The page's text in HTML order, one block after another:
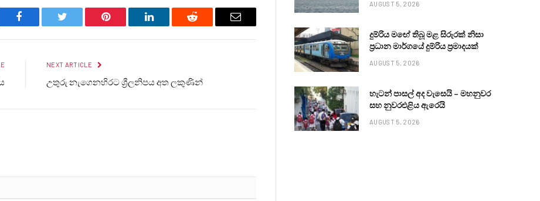
Facebook Twitter Pinterest LinkedIn Reddit Email
NEXT ARTICLE
උතුරු නැගෙනහිරට ශ්‍රීලනිපය අත ලකුණින්
AUGUST 5, 2026
දුම්රිය මඟේ තිබූ මළ සිරුරක් නිසා
ප්‍රධාන මාර්ගයේ දුම්රිය ප්‍රමාදයක්
AUGUST 5, 2026
හැටන් පාසල් අද වැසෙයි – මහනුවර
සහ නුවරඑළිය ඇරෙයි
AUGUST 5, 2026